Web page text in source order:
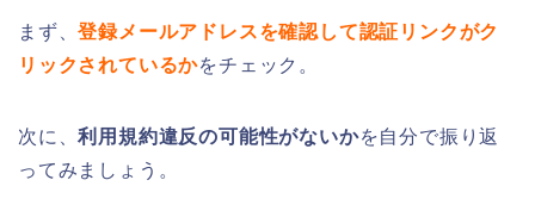
まず、登録メールアドレスを確認して認証リンクがク
リックされているかをチェック。
次に、利用規約違反の可能性がないかを自分で振り返
ってみましょう。